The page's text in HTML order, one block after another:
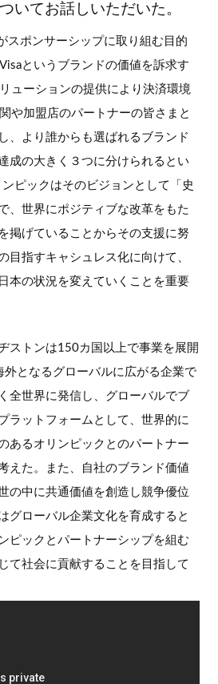
いてお話しいただいた。
スポンサーシップに取り組む目的
というブランドの価値を訴求す
ューションの提供により決済環境
や加盟店のパートナーの皆さまと
、より誰からも選ばれるブランド
成の大きく３つに分けられるとい
ピックはそのビジョンとして「史
、世界にポジティブな改革をもた
掲げていることからその支援に努
目指すキャシュレス化に向けて、
本の状況を変えていくことを重要
ストンは150カ国以上で事業を展開
外となるグローバルに広がる企業で
全世界に発信し、グローバルでブ
ラットフォームとして、世界的に
あるオリンピックとのパートナー
えた。また、自社のブランド価値
の中に共通価値を創造し競争優位
グローバル企業文化を育成すると
ピックとパートナーシップを組む
て社会に貢献することを目指して